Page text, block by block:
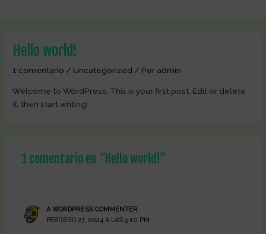
Hello world!
1 comentario / Uncategorized / Por admin
Welcome to WordPress. This is your first post. Edit or delete
it, then start writing!
1 comentario en “Hello world!”
A WORDPRESS COMMENTER
FEBRERO 27, 2024 A LAS 9:10 PM